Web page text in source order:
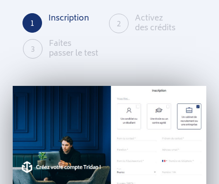
1 Inscription 2 Activez
des crédits
3 Faites
passer le test